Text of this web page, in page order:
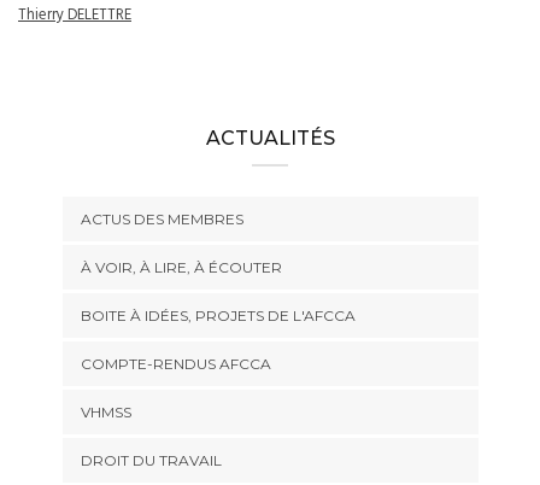
Thierry DELETTRE
ACTUALITÉS
ACTUS DES MEMBRES
À VOIR, À LIRE, À ÉCOUTER
BOITE À IDÉES, PROJETS DE L'AFCCA
COMPTE-RENDUS AFCCA
VHMSS
DROIT DU TRAVAIL